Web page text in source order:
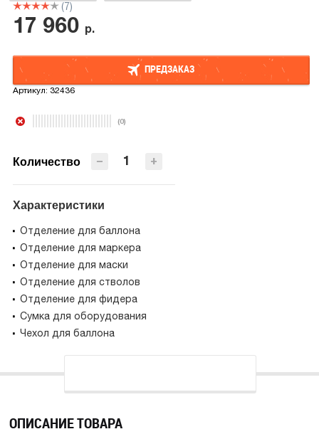
(7)
17 960 р.
ПРЕДЗАКАЗ
Артикул: 32436
(0)
Количество +
−
Характеристики
Отделение для баллона
Отделение для маркера
Отделение для маски
Отделение для стволов
Отделение для фидера
Сумка для оборудования
Чехол для баллона
ОПИСАНИЕ ТОВАРА